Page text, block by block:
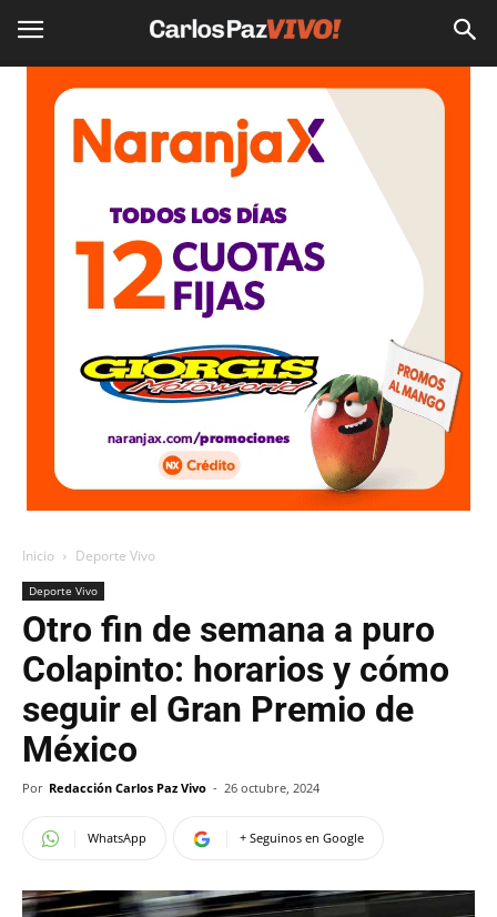
Inicio Deporte Vivo
Deporte Vivo
Otro fin de semana a puro
Colapinto: horarios y cómo
seguir el Gran Premio de
México
Por Redacción Carlos Paz Vivo - 26 octubre, 2024
WhatsApp + Seguinos en Google